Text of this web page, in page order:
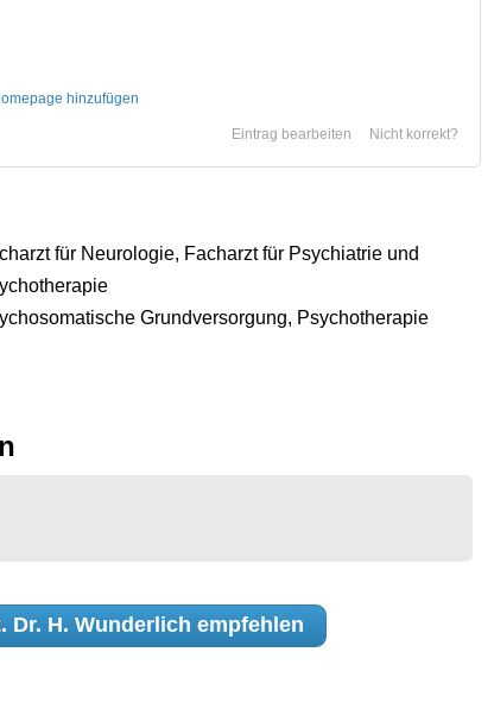
hinzufügen
Nicht korrekt?
Eintrag bearbeiten
für Neurologie, Facharzt für Psychiatrie und
Grundversorgung, Psychotherapie
Dr. H. Wunderlich empfehlen